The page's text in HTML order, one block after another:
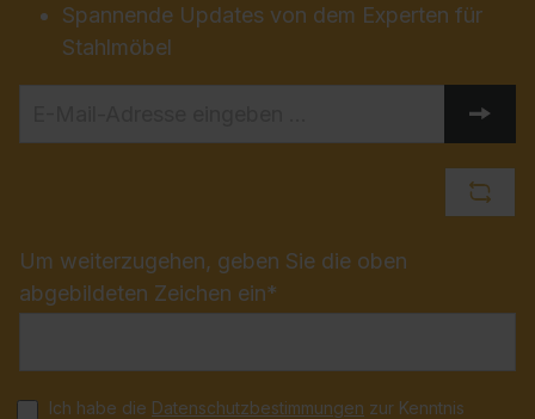
Spannende Updates von dem Experten für
Stahlmöbel
Um weiterzugehen, geben Sie die oben
abgebildeten Zeichen ein*
Ich habe die Datenschutzbestimmungen zur Kenntnis